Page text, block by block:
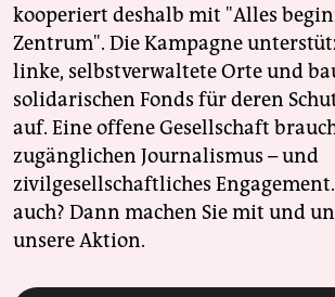
kooperiert deshalb mit "Alles
Zentrum". Die Kampagne
linke, selbstverwaltete Orte und
solidarischen Fonds für deren
auf. Eine offene Gesellschaft
zugänglichen Journalismus – und
zivilgesellschaftliches
auch? Dann machen Sie mit und
unsere Aktion.